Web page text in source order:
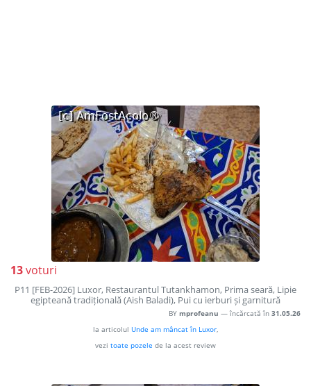
13voturi
P11 [FEB-2026] Luxor, Restaurantul Tutankhamon, Prima seară, Lipie
egipteană tradițională (Aish Baladi), Pui cu ierburi și garnitură
BY mprofeanu — încărcată în 31.05.26
la articolul Unde am mâncat în Luxor,
vezi toate pozele de la acest review